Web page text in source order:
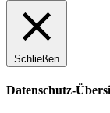
Schließen
Datenschutz-